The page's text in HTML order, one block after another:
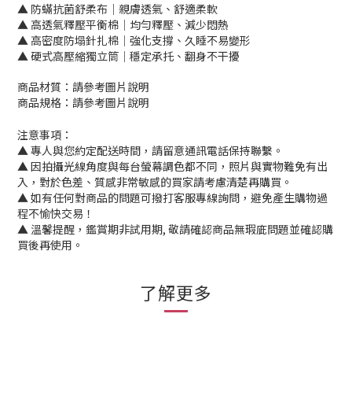
▲ 防蟎抗菌舒柔布│親膚透氣、舒適柔軟
▲ 高透氣釋壓平衡棉│均勻釋壓、減少悶熱
▲ 高密度防塌針扎棉│強化支撐、久睡不易變形
▲ 硬式高壓縮獨立筒│穩定承托、翻身不干擾
商品材質：請參考圖片說明
商品規格：請參考圖片說明
注意事項：
▲ 專人與您約定配送時間，請留意通訊電話保持聯繫。
▲ 因拍攝光線角度與每台螢幕調色都不同，照片與實物難免有出
入，對於色差、質感非常敏感的買家請考慮清楚再購買。
▲ 如有任何對商品的問題可撥打客服專線詢問，避免產生購物過
程不愉快交易！
▲ 溫馨提醒，鑑賞期非試用期, 敬請確認商品無瑕庛問題並確認購
買後再使用。
了解更多